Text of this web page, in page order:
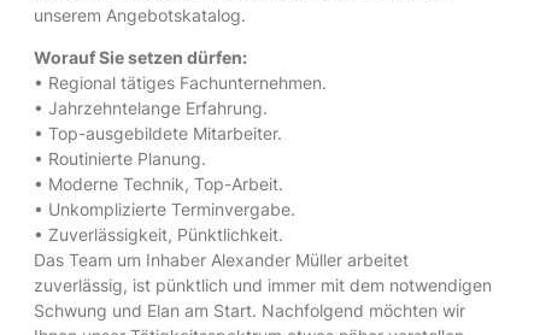
unserem Angebotskatalog.
Worauf Sie setzen dürfen:
• Regional tätiges Fachunternehmen.
• Jahrzehntelange Erfahrung.
• Top-ausgebildete Mitarbeiter.
• Routinierte Planung.
• Moderne Technik, Top-Arbeit.
• Unkomplizierte Terminvergabe.
• Zuverlässigkeit, Pünktlichkeit.
Das Team um Inhaber Alexander Müller arbeitet
zuverlässig, ist pünktlich und immer mit dem notwendigen
Schwung und Elan am Start. Nachfolgend möchten wir